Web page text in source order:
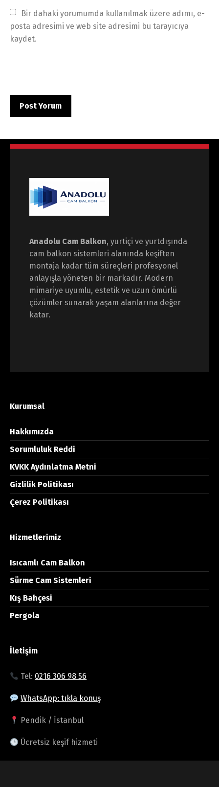
Bir dahaki yorumumda kullanılmak üzere adımı, e-
posta adresimi ve web site adresimi bu tarayıcıya
kaydet.
Anadolu Cam Balkon, yurtiçi ve yurtdışında
cam balkon sistemleri alanında keşiften
montaja kadar tüm süreçleri profesyonel
anlayışla yöneten bir markadır. Modern
mimariye uyumlu, estetik ve uzun ömürlü
çözümler sunarak yaşam alanlarına değer
katar.
Kurumsal
Hakkımızda
Sorumluluk Reddi
KVKK Aydınlatma Metni
Gizlilik Politikası
Çerez Politikası
Hizmetlerimiz
Isıcamlı Cam Balkon
Sürme Cam Sistemleri
Kış Bahçesi
Pergola
İletişim
Tel: 0216 306 98 56
WhatsApp: tıkla konuş
Pendik / İstanbul
Ücretsiz keşif hizmeti